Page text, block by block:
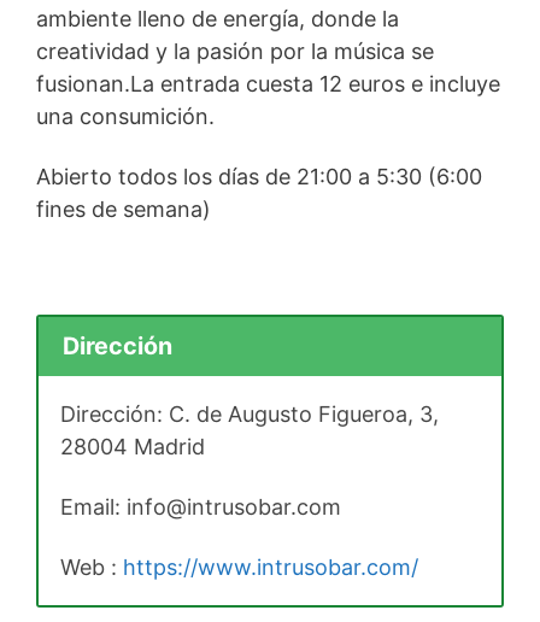
ambiente lleno de energía, donde la
creatividad y la pasión por la música se
fusionan.La entrada cuesta 12 euros e incluye
una consumición.
Abierto todos los días de 21:00 a 5:30 (6:00
fines de semana)
Dirección
Dirección: C. de Augusto Figueroa, 3,
28004 Madrid
Email: info@intrusobar.com
Web : https://www.intrusobar.com/